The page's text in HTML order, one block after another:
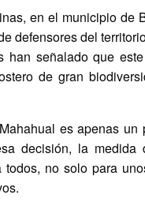
en el municipio de
defensores del
han señalado que
de gran
es apenas
decisión, la
no solo para